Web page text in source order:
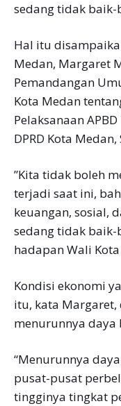
sedang tidak
Hal itu
Medan, Margaret
Pemandangan
Kota Medan
Pelaksanaan
DPRD Kota
”Kita tidak boleh
terjadi saat ini,
keuangan, sosial,
sedang tidak baik-
hadapan Wali
Kondisi ekonomi
itu, kata
menurunnya daya
“Menurunnya
pusat-pusat
tingginya tingkat